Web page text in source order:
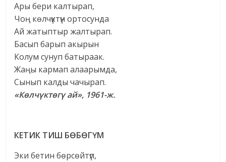
Ары бери калтырап,
Чоң көлчүктүн ортосунда
Ай жатыптыр жалтырап.
Басып барып акырын
Колум сунуп батыраак.
Жаңы кармап алаарымда,
Сынып калды чачырап.
«Көлчүктөгү ай», 1961-ж.
КЕТИК ТИШ БӨБӨГҮМ
Эки бетин бөрсөйтүп,